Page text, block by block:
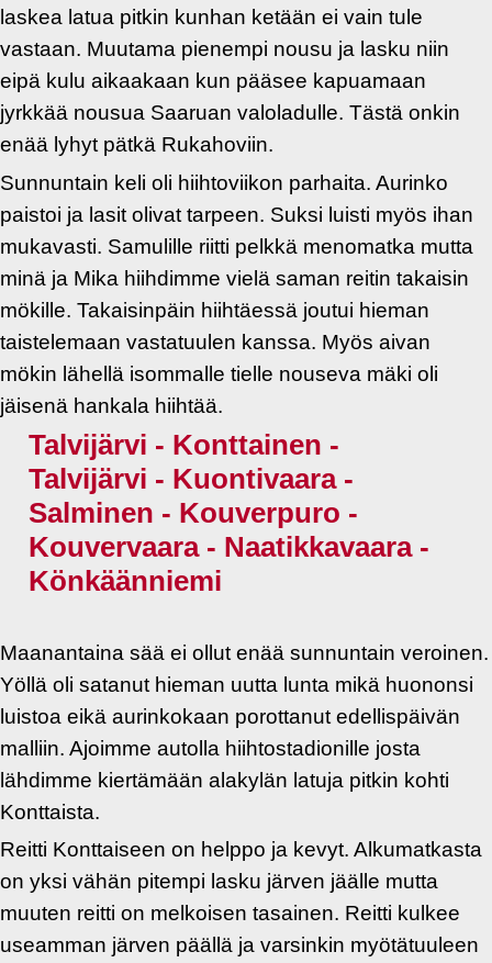
laskea latua pitkin kunhan ketään ei vain tule
vastaan. Muutama pienempi nousu ja lasku niin
eipä kulu aikaakaan kun pääsee kapuamaan
jyrkkää nousua Saaruan valoladulle. Tästä onkin
enää lyhyt pätkä Rukahoviin.
Sunnuntain keli oli hiihtoviikon parhaita. Aurinko
paistoi ja lasit olivat tarpeen. Suksi luisti myös ihan
mukavasti. Samulille riitti pelkkä menomatka mutta
minä ja Mika hiihdimme vielä saman reitin takaisin
mökille. Takaisinpäin hiihtäessä joutui hieman
taistelemaan vastatuulen kanssa. Myös aivan
mökin lähellä isommalle tielle nouseva mäki oli
jäisenä hankala hiihtää.
Talvijärvi - Konttainen -
Talvijärvi - Kuontivaara -
Salminen - Kouverpuro -
Kouvervaara - Naatikkavaara -
Könkäänniemi
Maanantaina sää ei ollut enää sunnuntain veroinen.
Yöllä oli satanut hieman uutta lunta mikä huononsi
luistoa eikä aurinkokaan porottanut edellispäivän
malliin. Ajoimme autolla hiihtostadionille josta
lähdimme kiertämään alakylän latuja pitkin kohti
Konttaista.
Reitti Konttaiseen on helppo ja kevyt. Alkumatkasta
on yksi vähän pitempi lasku järven jäälle mutta
muuten reitti on melkoisen tasainen. Reitti kulkee
useamman järven päällä ja varsinkin myötätuuleen